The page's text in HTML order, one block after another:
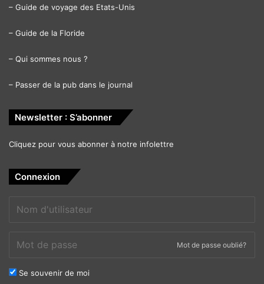
– Guide de voyage des Etats-Unis
– Guide de la Floride
– Qui sommes nous ?
– Passer de la pub dans le journal
Newsletter : S’abonner
Cliquez pour vous abonner à notre infolettre
Connexion
Mot de passe oublié?
Se souvenir de moi